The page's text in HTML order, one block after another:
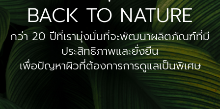
BACK TO NATURE
กว่า 20 ปีที่เรามุ่งมั่นที่จะพัฒนาผลิตภัณฑ์ที่มี
ประสิทธิภาพและยั่งยืน
เพื่อปัญหาผิวที่ต้องการการดูแลเป็นพิเศษ